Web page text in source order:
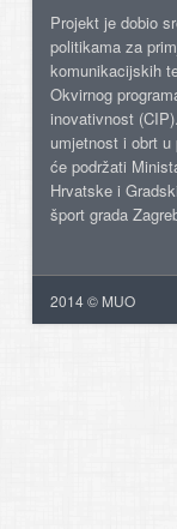
Projekt je dobio
politikama za
komunikacijskih
Okvirnog
inovativnost
umjetnost i obrt
će podržati
Hrvatske i
šport grada
2014 © MUO